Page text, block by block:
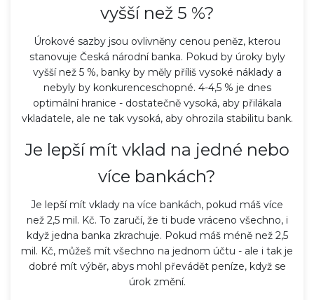
vyšší než 5 %?
Úrokové sazby jsou ovlivněny cenou peněz, kterou
stanovuje Česká národní banka. Pokud by úroky byly
vyšší než 5 %, banky by měly příliš vysoké náklady a
nebyly by konkurenceschopné. 4-4,5 % je dnes
optimální hranice - dostatečně vysoká, aby přilákala
vkladatele, ale ne tak vysoká, aby ohrozila stabilitu bank.
Je lepší mít vklad na jedné nebo
více bankách?
Je lepší mít vklady na více bankách, pokud máš více
než 2,5 mil. Kč. To zaručí, že ti bude vráceno všechno, i
když jedna banka zkrachuje. Pokud máš méně než 2,5
mil. Kč, můžeš mít všechno na jednom účtu - ale i tak je
dobré mít výběr, abys mohl převádět peníze, když se
úrok změní.